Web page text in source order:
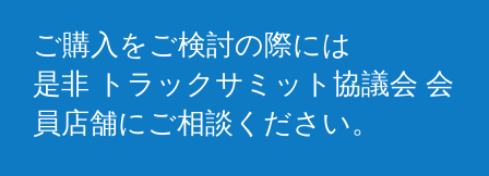
ご購入をご検討の際には
是非 トラックサミット協議会 会
員店舗にご相談ください。